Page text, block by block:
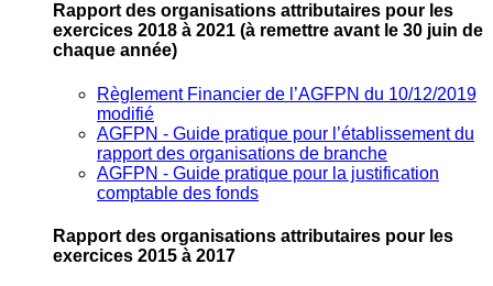
Rapport des organisations attributaires pour les
exercices 2018 à 2021 (à remettre avant le 30 juin de
chaque année)
Règlement Financier de l’AGFPN du 10/12/2019
modifié
AGFPN ‐ Guide pratique pour l’établissement du
rapport des organisations de branche
AGFPN ‐ Guide pratique pour la justification
comptable des fonds
Rapport des organisations attributaires pour les
exercices 2015 à 2017